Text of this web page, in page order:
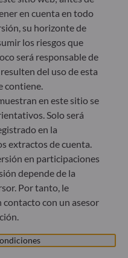
por la
(“BaFin”)
de primera
en cuenta en todo
su horizonte de
los riesgos que
será responsable de
del uso de esta
contiene.
en este sitio se
Solo será
en la
extractos de cuenta.
en participaciones
depende de la
Por tanto, le
contacto con un asesor